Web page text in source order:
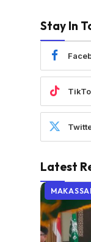
Stay In
Latest